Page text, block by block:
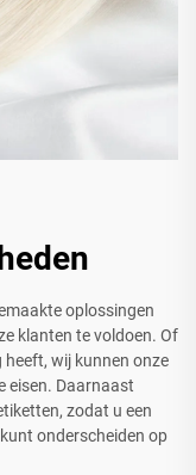
oplossingen
klanten te voldoen. Of
heeft, wij kunnen onze
eisen. Daarnaast
zodat u een
onderscheiden op